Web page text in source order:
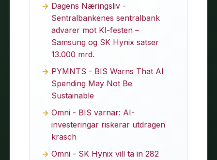
Dagens Næringsliv -
Sentralbankenes sentralbank
advarer mot KI-festen –
Samsung og SK Hynix satser
13.000 mrd.
PYMNTS - BIS Warns That AI
Spending May Not Be
Sustainable
Omni - BIS varnar: AI-
investeringar riskerar utdragen
krasch
Omni - SK Hynix vill ta in 282